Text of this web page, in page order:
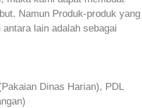
Namun Produk-produk yang
lain adalah sebagai
Dinas Harian), PDL